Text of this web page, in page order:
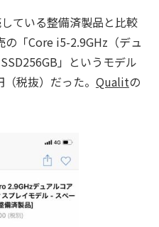
ている整備済製品と比較
「Core i5-2.9GHz（デュ
」というモデル
税抜）だった。 Qualitの